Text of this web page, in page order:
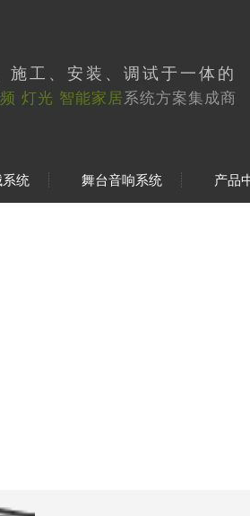
施工、安装、调试于一体的
灯光 智能家居系统方案集成商
统 舞台音响系统 产品